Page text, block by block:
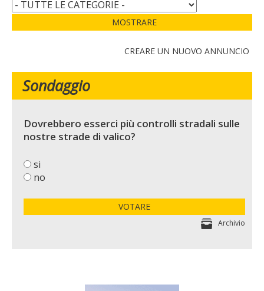
MOSTRARE
CREARE UN NUOVO ANNUNCIO
Sondaggio
Dovrebbero esserci più controlli stradali sulle
nostre strade di valico?
si
no
VOTARE
Archivio